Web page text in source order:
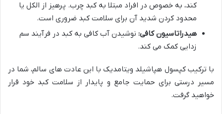
کند، به خصوص در افراد مبتلا به کبد چرب. پرهیز از الکل یا
محدود کردن شدید آن برای سلامت کبد ضروری است.
هیدراتاسیون کافی: نوشیدن آب کافی به کبد در فرآیند سم
زدایی کمک می کند.
با ترکیب کپسول هپاشیلد ویتامدیک با این عادت های سالم، شما در
مسیر درستی برای حمایت جامع و پایدار از سلامت کبد خود قرار
خواهید گرفت.